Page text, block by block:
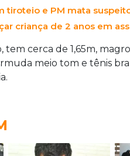
tiroteio e PM mata
criança de 2 anos em
tem cerca de 1,65m,
meio tom e tênis